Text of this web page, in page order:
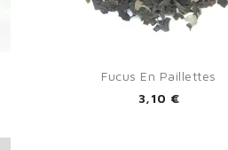
 Aperçu rapide
Fucus En Paillettes
3,10 €